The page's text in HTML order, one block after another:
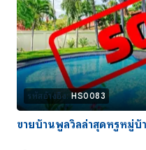
รหัสอ้างอิง: HS0083
ขายบ้านพูลวิลล่าสุดหรูหมู่บ้